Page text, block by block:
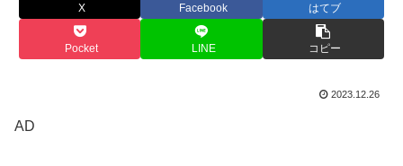
X Facebook はてブ
Pocket LINE コピー
2023.12.26
AD